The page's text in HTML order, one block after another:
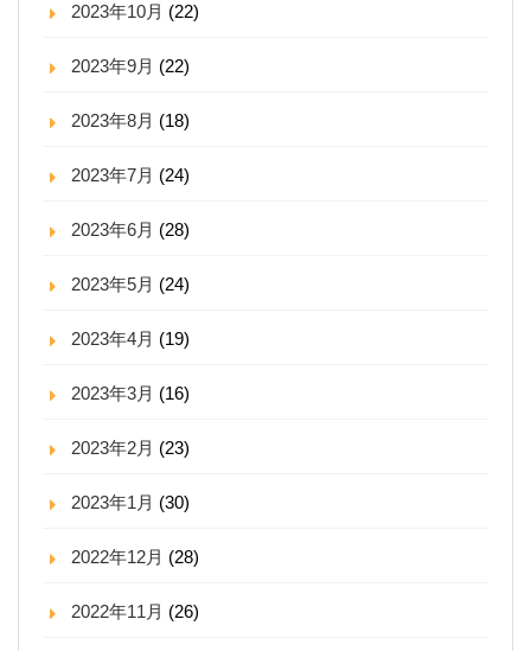
2023年10月 (22)
2023年9月 (22)
2023年8月 (18)
2023年7月 (24)
2023年6月 (28)
2023年5月 (24)
2023年4月 (19)
2023年3月 (16)
2023年2月 (23)
2023年1月 (30)
2022年12月 (28)
2022年11月 (26)